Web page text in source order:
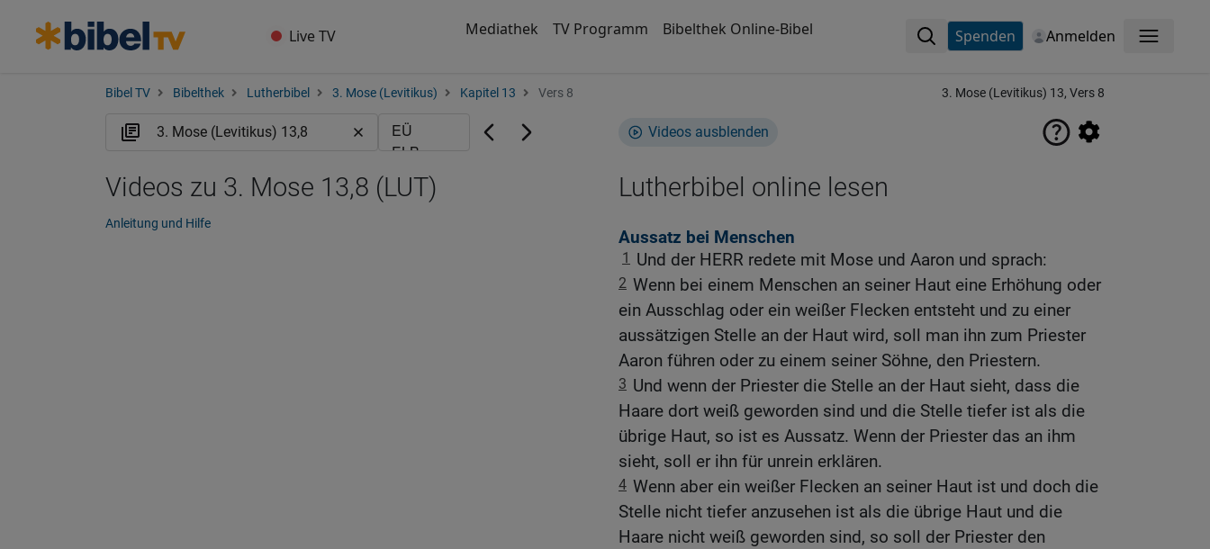
Live TV Mediathek TV Programm Bibelthek Online-Bibel Spenden Anmelden Menü
Bibel TV Bibelthek Lutherbibel 3. Mose (Levitikus) Kapitel 13 Vers 8 3. Mose (Levitikus) 13, Vers 8
Videos ausblenden
Lutherbibel online lesen
Aussatz bei Menschen
1 Und der HERR redete mit Mose und Aaron und sprach:
2 Wenn bei einem Menschen an seiner Haut eine Erhöhung oder
ein Ausschlag oder ein weißer Flecken entsteht und zu einer
aussätzigen Stelle an der Haut wird, soll man ihn zum Priester
Aaron führen oder zu einem seiner Söhne, den Priestern.
3 Und wenn der Priester die Stelle an der Haut sieht, dass die
Haare dort weiß geworden sind und die Stelle tiefer ist als die
übrige Haut, so ist es Aussatz. Wenn der Priester das an ihm
sieht, soll er ihn für unrein erklären.
4 Wenn aber ein weißer Flecken an seiner Haut ist und doch die
Stelle nicht tiefer anzusehen ist als die übrige Haut und die
Haare nicht weiß geworden sind, so soll der Priester den
Videos zu 3. Mose 13,8 (LUT)
Anleitung und Hilfe